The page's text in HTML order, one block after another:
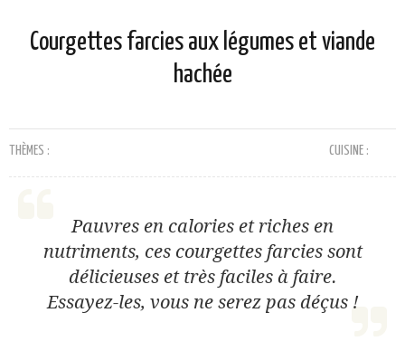
Courgettes farcies aux légumes et viande
hachée
THÈMES : CUISINE :
Pauvres en calories et riches en
nutriments, ces courgettes farcies sont
délicieuses et très faciles à faire.
Essayez-les, vous ne serez pas déçus !